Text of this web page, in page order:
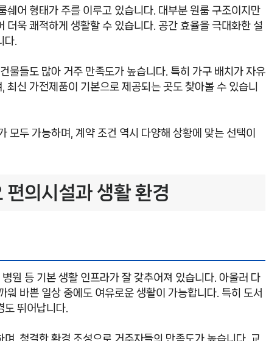
쉐어 형태가 주를 이루고 있습니다. 대부분 원룸 구조이지만
더욱 쾌적하게 생활할 수 있습니다. 공간 효율을 극대화한 설
다.
물들도 많아 거주 만족도가 높습니다. 특히 가구 배치가 자유
최신 가전제품이 기본으로 제공되는 곳도 찾아볼 수 있습니
모두 가능하며, 계약 조건 역시 다양해 상황에 맞는 선택이
의시설과 생활 환경
원 등 기본 생활 인프라가 잘 갖추어져 있습니다. 아울러 다
워 바쁜 일상 중에도 여유로운 생활이 가능합니다. 특히 도서
뛰어납니다.